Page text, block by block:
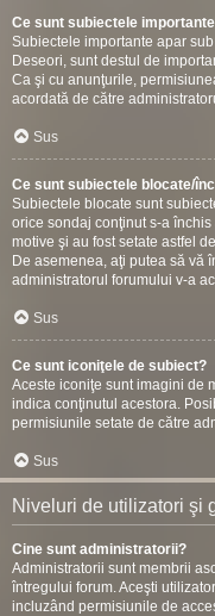
Ce sunt subiectele
Subiectele importante apar
Deseori, sunt destul de
Ca şi cu anunţurile,
acordată de către
Sus
Ce sunt subiectele blocate/
Subiectele blocate sunt
orice sondaj conţinut s-a
motive şi au fost setate astfel
De asemenea, aţi putea să vă
administratorul forumului v-a
Sus
Ce sunt iconiţele de subiect?
Aceste iconiţe sunt imagini de
indica conţinutul acestora.
permisiunile setate de către
Sus
Niveluri de utilizatori şi
Cine sunt administratorii?
Administratorii sunt membrii
întregului forum. Aceşti
incluzând permisiunile de